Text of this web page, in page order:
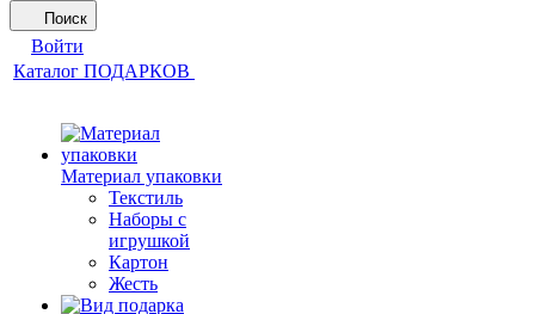
Поиск
Войти
Каталог ПОДАРКОВ
Материал упаковки
Текстиль
Наборы с
игрушкой
Картон
Жесть